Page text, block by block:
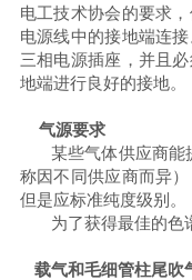
电工技术协会的要求
电源线中的接地端连
三相电源插座，并且
地端进行良好的接地。
气源要求
某些气体供应商能
称因不同供应商而异
但是应标准纯度级别。
为了获得最佳的色
载气和毛细管柱尾吹